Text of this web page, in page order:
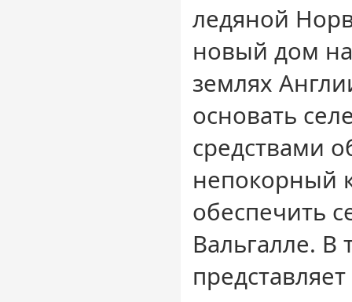
ледяной
новый дом
землях
основать
средствами
непокорный
обеспечить
Вальгалле. В